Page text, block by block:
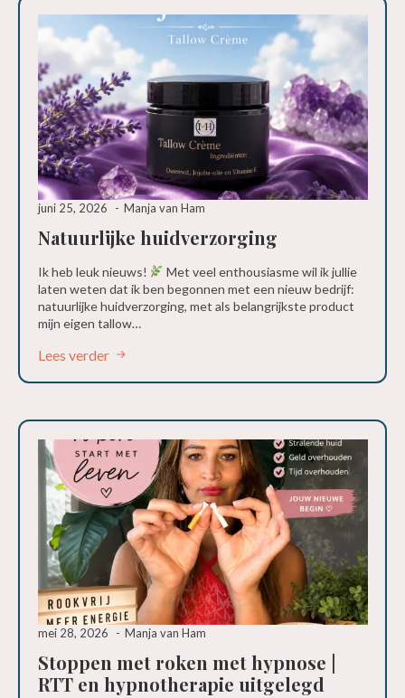
Natuurlijke huidverzorging
juni 25, 2026 Manja van Ham
Ik heb leuk nieuws!
Met veel enthousiasme wil ik jullie
laten weten dat ik ben begonnen met een nieuw bedrijf:
natuurlijke huidverzorging, met als belangrijkste product
mijn eigen tallow…
Lees verder
Stoppen met roken met hypnose |
RTT en hypnotherapie uitgelegd
mei 28, 2026 Manja van Ham